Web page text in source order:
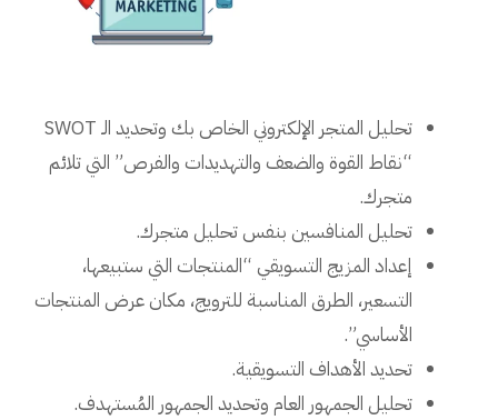
تحليل المتجر الإلكتروني الخاص بك وتحديد الـ SWOT
“نقاط القوة والضعف والتهديدات والفرص” التي تلائم
متجرك.
تحليل المنافسين بنفس تحليل متجرك.
إعداد المزيج التسويقي “المنتجات التي ستبيعها،
التسعير، الطرق المناسبة للترويج، مكان عرض المنتجات
الأساسي”.
تحديد الأهداف التسويقية.
تحليل الجمهور العام وتحديد الجمهور المُستهدف.